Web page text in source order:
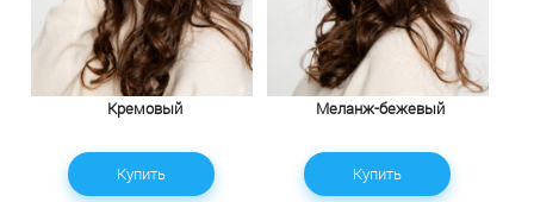
Кремовый
Купить
Меланж-бежевый
Купить